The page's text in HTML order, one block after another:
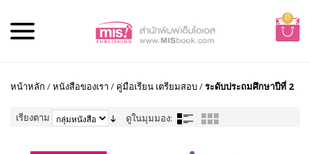
0
หน้าหลัก /หนังสือของเรา / คู่มือเรียน เตรียมสอบ/ระดับประถมศึกษาปีที่ 2
เรียงตาม ดูในมุมมอง: